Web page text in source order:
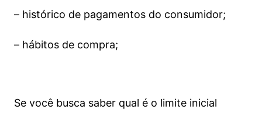
– histórico de pagamentos do consumidor;
– hábitos de compra;
Se você busca saber qual é o limite inicial